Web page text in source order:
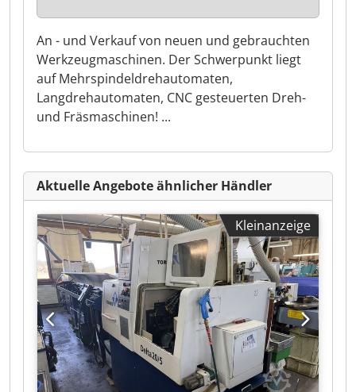
An - und Verkauf von neuen und gebrauchten
Werkzeugmaschinen. Der Schwerpunkt liegt
auf Mehrspindeldrehautomaten,
Langdrehautomaten, CNC gesteuerten Dreh-
und Fräsmaschinen! ...
Aktuelle Angebote ähnlicher Händler
Kleinanzeige